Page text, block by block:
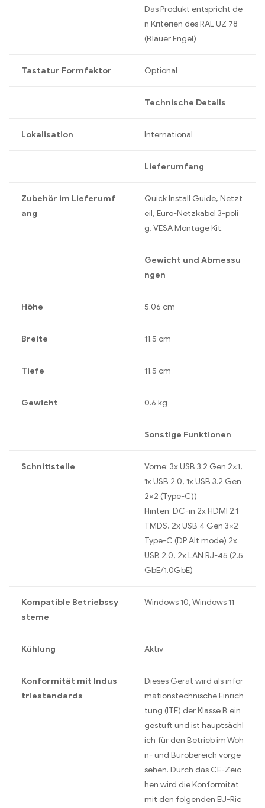
Das Produkt entspricht de
n Kriterien des RAL UZ 78
(Blauer Engel)
Tastatur Formfaktor Optional
Technische Details
Lokalisation International
Lieferumfang
Zubehör im Lieferumf
ang
Quick Install Guide, Netzt
eil, Euro-Netzkabel 3-poli
g, VESA Montage Kit.
Gewicht und Abmessu
ngen
Höhe 5.06 cm
Breite 11.5 cm
Tiefe 11.5 cm
Gewicht 0.6 kg
Sonstige Funktionen
Schnittstelle
Vorne: 3x USB 3.2 Gen 2×1,
1x USB 2.0, 1x USB 3.2 Gen
2×2 (Type-C))
Hinten: DC-in 2x HDMI 2.1
TMDS, 2x USB 4 Gen 3×2
Type-C (DP Alt mode) 2x
USB 2.0, 2x LAN RJ-45 (2.5
GbE/1.0GbE)
Kompatible Betriebssy
steme
Windows 10, Windows 11
Kühlung Aktiv
Konformität mit Indus
triestandards
Dieses Gerät wird als infor
mationstechnische Einrich
tung (ITE) der Klasse B ein
gestuft und ist hauptsächl
ich für den Betrieb im Woh
n- und Bürobereich vorge
sehen. Durch das CE-Zeic
hen wird die Konformität
mit den folgenden EU-Ric